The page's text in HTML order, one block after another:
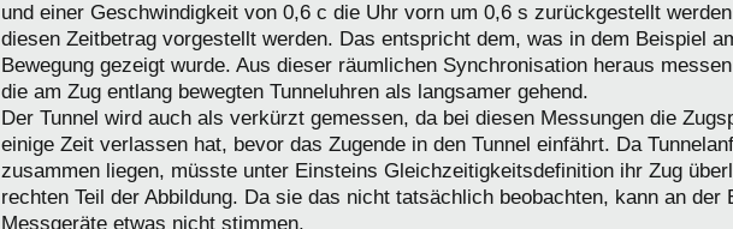
und einer Geschwindigkeit von 0,6 c die Uhr vorn um 0,6 s zurückgestellt
diesen Zeitbetrag vorgestellt werden. Das entspricht dem, was in dem Beispiel
Bewegung gezeigt wurde. Aus dieser räumlichen Synchronisation heraus
die am Zug entlang bewegten Tunneluhren als langsamer gehend.
Der Tunnel wird auch als verkürzt gemessen, da bei diesen Messungen die
einige Zeit verlassen hat, bevor das Zugende in den Tunnel einfährt. Da
zusammen liegen, müsste unter Einsteins Gleichzeitigkeits­definition ihr Zug
rechten Teil der Abbildung. Da sie das nicht tatsächlich beobachten, kann an der
Messgeräte etwas nicht stimmen.